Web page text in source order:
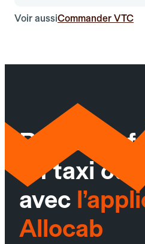
Voir aussiCommander VTC
Réservez
un taxi ou
avec
Allocab